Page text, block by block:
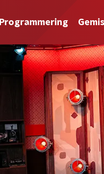
Programmering